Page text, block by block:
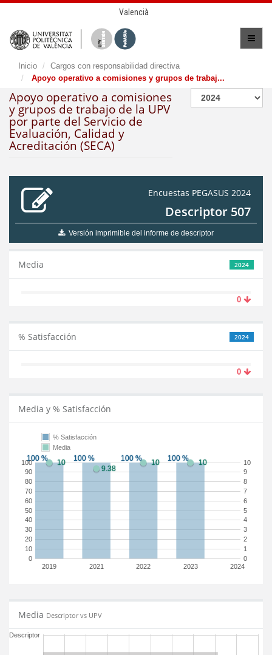
Valencià
Inicio
Cargos con responsabilidad directiva
Apoyo operativo a comisiones y grupos de trabaj...
Apoyo operativo a comisiones
y grupos de trabajo de la UPV
por parte del Servicio de
Evaluación, Calidad y
Acreditación (SECA)
Encuestas PEGASUS 2024
Descriptor 507
Versión imprimible del informe de descriptor
2024
Media
0
2024
% Satisfacción
0
Media y % Satisfacción
2019 2021 2022 2023 2024
0
10
20
30
40
50
60
70
80
90
100
0
1
2
3
4
5
6
7
8
9
10
% Satisfacción
Media
Media Descriptor vs UPV
Descriptor